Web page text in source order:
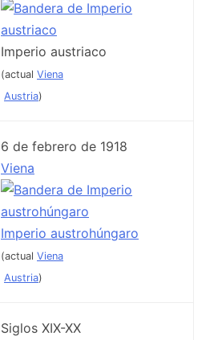
Imperio austriaco
(actual Viena
Austria)
6 de febrero de 1918
Viena
Imperio austrohúngaro
(actual Viena
Austria)
Siglos XIX-XX